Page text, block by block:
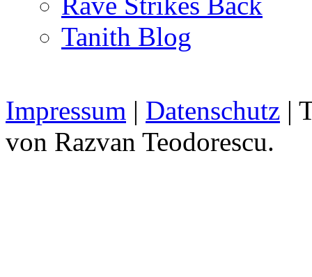
Tanith Blog
Impressum | Datenschutz |
von Razvan Teodorescu.